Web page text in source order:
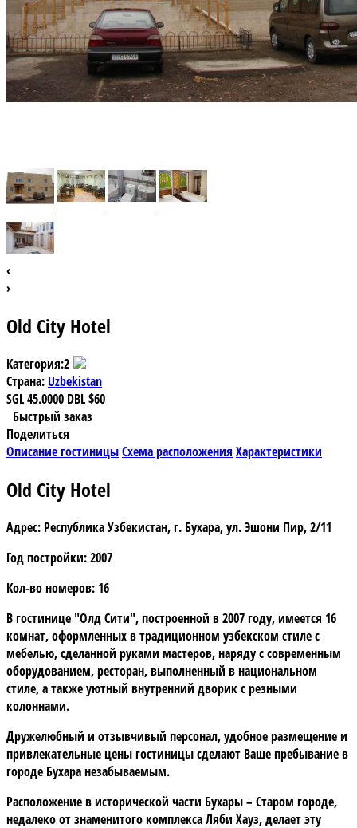
‹
›
Old City Hotel
Категория:2
Страна: Uzbekistan
SGL45.0000 DBL$60
Быстрый заказ
Поделиться
Описание гостиницыСхема расположения Характеристики
Old City Hotel
Адрес: Республика Узбекистан, г. Бухара, ул. Эшони Пир, 2/11
Год постройки:2007
Кол-во номеров: 16
В гостинице "Олд Сити", построенной в 2007 году, имеется 16
комнат, оформленных в традиционном узбекском стиле с
мебелью, сделанной руками мастеров, наряду с современным
оборудованием, ресторан, выполненный в национальном
стиле, а также уютный внутренний дворик с резными
колоннами.
Дружелюбный и отзывчивый персонал, удобное размещение и
привлекательные цены гостиницы сделают Ваше пребывание в
городе Бухара незабываемым.
Расположение в исторической части Бухары – Старом городе,
недалеко от знаменитого комплекса Ляби Хауз, делает эту